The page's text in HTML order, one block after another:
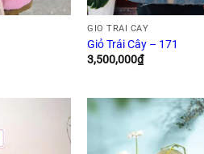
GIỎ TRÁI CÂY
Giỏ Trái Cây – 171
3,500,000₫